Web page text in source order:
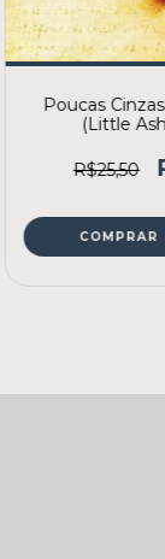
Poucas
(Little
R$25,50
COMPRAR